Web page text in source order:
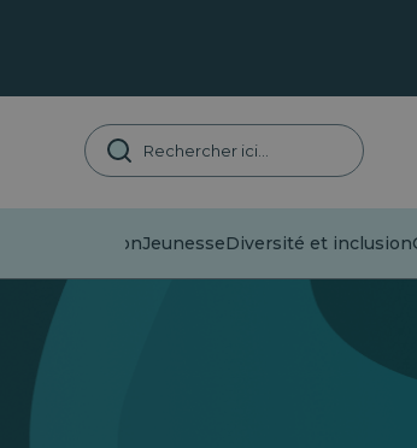
DésinformationJeunesseDiversité et inclusion